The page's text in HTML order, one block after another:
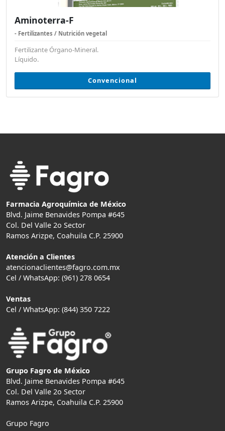
Aminoterra-F
- Fertilizantes / Nutrición vegetal
Fertilizante Órgano-Mineral.
Líquido.
Convencional
Farmacia Agroquímica de México
Blvd. Jaime Benavides Pompa #645
Col. Del Valle 2o Sector
Ramos Arizpe, Coahuila C.P. 25900
Atención a Clientes
atencionaclientes@fagro.com.mx
Cel / WhatsApp: (961) 278 0654
Ventas
Cel / WhatsApp: (844) 350 7222
Grupo Fagro de México
Blvd. Jaime Benavides Pompa #645
Col. Del Valle 2o Sector
Ramos Arizpe, Coahuila C.P. 25900
Grupo Fagro